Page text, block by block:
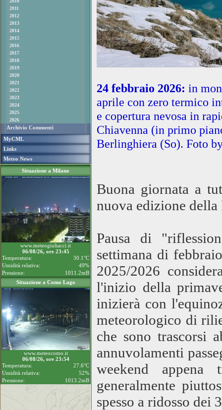
2011
2012
2013
2014
2015
2016
2017
2018
2019
2020
2021
2022
2023
2024
2025
2026
Archivio Commenti
MyCML
Links
Meteo News
Situazione a Milano
www.meteogiuliacci.it
06/08/26, ore 23:45
Temperatura:
30.1°C
Umidità relativa:
49%
Pressione:
1011.2mB
Situazione a Como Lago
www.meteocomo.it
06/08/26, ore 23:54
Temperatura:
27.6°C
Umidità relativa:
52%
Pressione:
1013.2mB
24 febbraio 2026: in
aprile con zero termico
e copertura nevosa in
Chiavenna (in primo
Berlinghiera (So). Foto
Buona giornata a
nuova edizione della
Pausa di
settimana di
2025/2026
l'inizio della
inizierà con
meteorologico di
che sono trascorsi
annuvolamenti
weekend appena
generalmente
spesso a ridosso dei